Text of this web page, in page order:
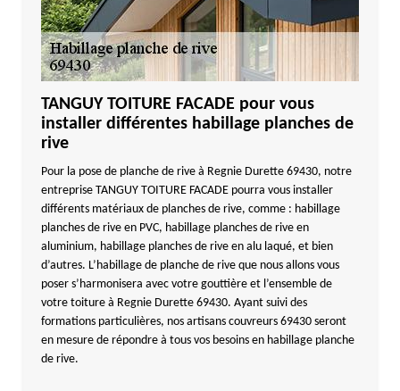
TANGUY TOITURE FACADE pour vous
installer différentes habillage planches de
rive
Pour la pose de planche de rive à Regnie Durette 69430, notre
entreprise TANGUY TOITURE FACADE pourra vous installer
différents matériaux de planches de rive, comme : habillage
planches de rive en PVC, habillage planches de rive en
aluminium, habillage planches de rive en alu laqué, et bien
d’autres. L’habillage de planche de rive que nous allons vous
poser s’harmonisera avec votre gouttière et l’ensemble de
votre toiture à Regnie Durette 69430. Ayant suivi des
formations particulières, nos artisans couvreurs 69430 seront
en mesure de répondre à tous vos besoins en habillage planche
de rive.